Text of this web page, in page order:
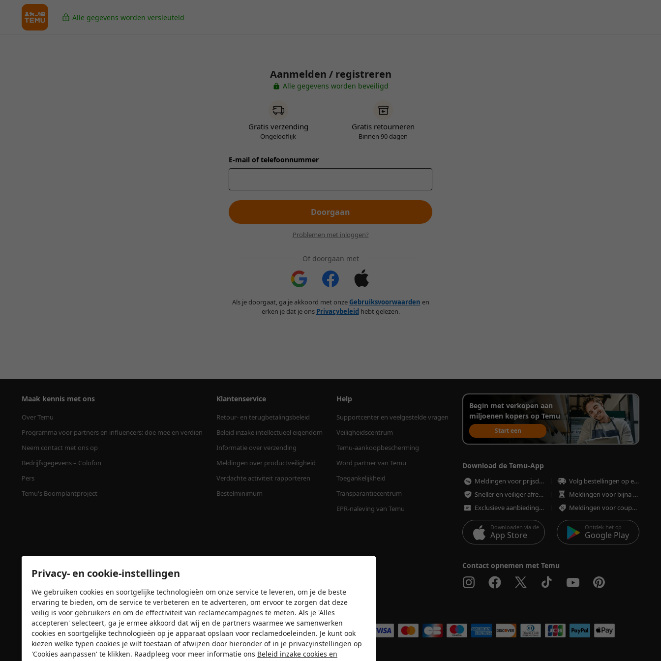
Alle gegevens worden versleuteld
Aanmelden / registreren
Alle gegevens worden beveiligd
Gratis verzending
Ongelooflijk
Gratis retourneren
Binnen 90 dagen
E-mail of telefoonnummer
Doorgaan
Problemen met inloggen?
Of doorgaan met
Als je doorgaat, ga je akkoord met onze Gebruiksvoorwaarden en
erken je dat je ons Privacybeleid hebt gelezen.
Maak kennis met ons
Over Temu
Programma voor partners en influencers: doe mee en verdien
Neem contact met ons op
Bedrijfsgegevens – Colofon
Pers
Temu's Boomplantproject
Klantenservice
Retour- en terugbetalingsbeleid
Beleid inzake intellectueel eigendom
Informatie over verzending
Meldingen over productveiligheid
Verdachte activiteit rapporteren
Bestelminimum
Help
Supportcenter en veelgestelde vragen
Veiligheidscentrum
Temu-aankoopbescherming
Word partner van Temu
Toegankelijkheid
Transparantiecentrum
EPR-naleving van Temu
Begin met verkopen aan
miljoenen kopers op Temu
Start een
verkoopaccount
Download de Temu-App
Meldingen voor prijsdalingen
Volg bestellingen op elk moment
Sneller en veiliger afrekenen
Meldingen voor bijna uitverkochte artikelen
Exclusieve aanbiedingen
Meldingen voor coupons en aanbiedingen
Downloaden via de
App Store
Ontdek het op
Google Play
Contact opnemen met Temu
Veiligheidscertificaten Wij accepteren
Privacy- en cookie-instellingen
We gebruiken cookies en soortgelijke technologieën om onze service te leveren, om je de beste
ervaring te bieden, om de service te verbeteren en te adverteren, om ervoor te zorgen dat deze
veilig is voor gebruikers en om de effectiviteit van reclamecampagnes te meten. Als je 'Alles
accepteren' selecteert, ga je ermee akkoord dat wij en de partners waarmee we samenwerken
cookies en soortgelijke technologieën op je apparaat opslaan voor reclamedoeleinden. Je kunt ook
kiezen welke typen cookies je wilt toestaan of afwijzen door hieronder of in je privacyinstellingen op
'Cookies aanpassen' te klikken. Raadpleeg voor meer informatie ons Beleid inzake cookies en